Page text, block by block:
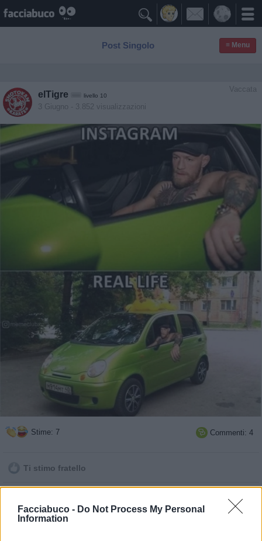
Facciabuco - Do Not Process My Personal
Information

Post Singolo ≡ Menu
Vaccata
elTigre livello 10
3 Giugno - 3.852 visualizzazioni
Stime: 7  Commenti: 4
Ti stimo fratello